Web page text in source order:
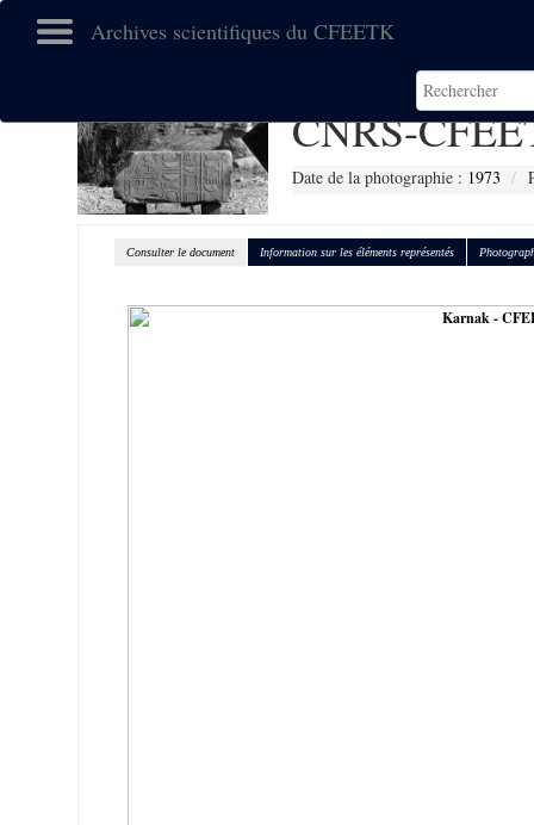
Archives scientifiques du CFEETK
CNRS-
Date de la photographie : 1973
Consulter le document Information sur les éléments représentés